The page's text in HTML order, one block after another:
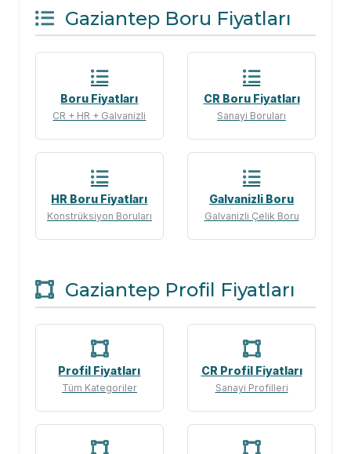
Gaziantep Boru Fiyatları
Boru Fiyatları
CR + HR + Galvanizli
CR Boru Fiyatları
Sanayi Boruları
HR Boru Fiyatları
Konstrüksiyon Boruları
Galvanizli Boru
Galvanizli Çelik Boru
Gaziantep Profil Fiyatları
Profil Fiyatları
Tüm Kategoriler
CR Profil Fiyatları
Sanayi Profilleri